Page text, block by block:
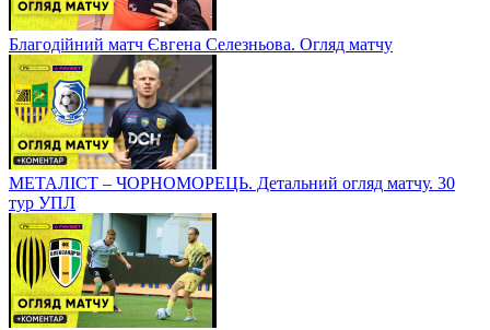
Благодійний матч Євгена Селезньова. Огляд матчу
МЕТАЛІСТ – ЧОРНОМОРЕЦЬ. Детальний огляд матчу. 30
тур УПЛ